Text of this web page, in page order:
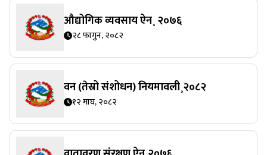
औद्योगिक व्यवसाय ऐन¸ २०७६
२८ फागुन, २०८२
वन (तेस्रो संशोधन) नियमावली¸२०८२
१२ माघ, २०८२